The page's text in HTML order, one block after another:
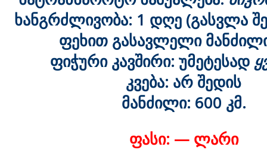
ხანგრძლივობა: 1 დღე (გასვლა
ფეხით გასავლელი
ფიჭური კავშირი: უმეტესად
კვება: არ შედის
მანძილი: 600 კმ.
ფასი: — ლარი